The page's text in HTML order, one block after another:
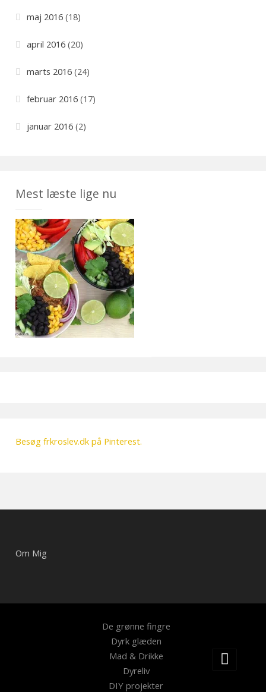
maj 2016(18)
april 2016(20)
marts 2016(24)
februar 2016(17)
januar 2016(2)
Mest læste lige nu
Besøg frkroslev.dk på Pinterest.
Om Mig
De grønne fingre
Dyrk glæden
Mad & Drikke
Dyreliv
DIY projekter